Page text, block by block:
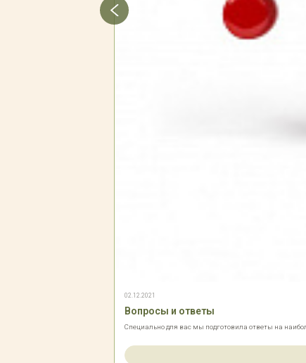
02.12.2021
Вопросы и ответы
Специально для вас мы подготовила ответы на